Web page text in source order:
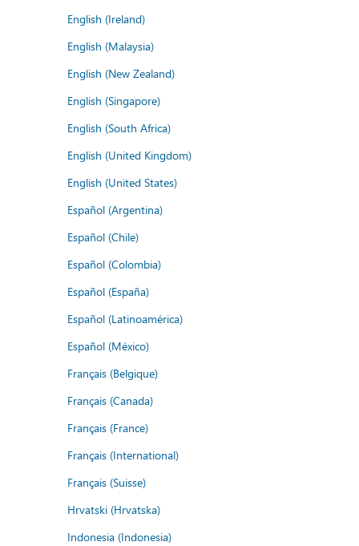
English (Ireland)
English (Malaysia)
English (New Zealand)
English (Singapore)
English (South Africa)
English (United Kingdom)
English (United States)
Español (Argentina)
Español (Chile)
Español (Colombia)
Español (España)
Español (Latinoamérica)
Español (México)
Français (Belgique)
Français (Canada)
Français (France)
Français (International)
Français (Suisse)
Hrvatski (Hrvatska)
Indonesia (Indonesia)